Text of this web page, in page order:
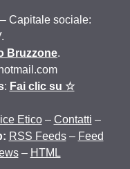
Capitale sociale:
Bruzzone.
: Fai clic su ☆
Etico– Contatti –
RSS Feeds– Feed
– HTML